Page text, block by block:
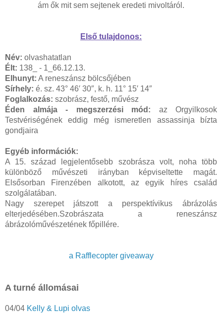
ám ők mit sem sejtenek eredeti mivoltáról.
Első tulajdonos:
Név: olvashatatlan
Élt: 138_ - 1_66.12.13.
Elhunyt: A reneszánsz bölcsőjében
Sírhely: é. sz. 43° 46′ 30″, k. h. 11° 15′ 14″
Foglalkozás: szobrász, festő, művész
Éden almája - megszerzési mód: az Orgyilkosok
Testvériségének eddig még ismeretlen assassinja bízta
gondjaira
Egyéb információk:
A 15. század legjelentősebb szobrásza volt, noha több
különböző művészeti irányban képviseltette magát.
Elsősorban Firenzében alkotott, az egyik híres család
szolgálatában.
Nagy szerepet játszott a perspektívikus ábrázolás
elterjedésében.Szobrászata a reneszánsz
ábrázolóművészetének főpillére.
a Rafflecopter giveaway
A turné állomásai
04/04 Kelly & Lupi olvas